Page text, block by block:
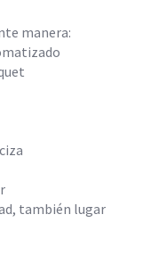
manera:
también lugar